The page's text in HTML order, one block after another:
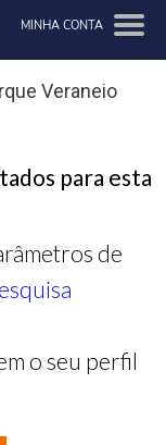
MINHA CONTA
Veraneio
para esta
de
o seu perfil